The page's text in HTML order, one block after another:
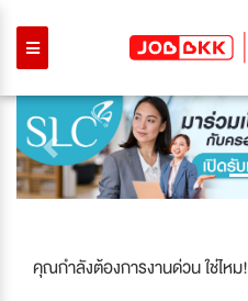
Previous
คุณกำลังต้องการงานด่วน ใช่ไหม!